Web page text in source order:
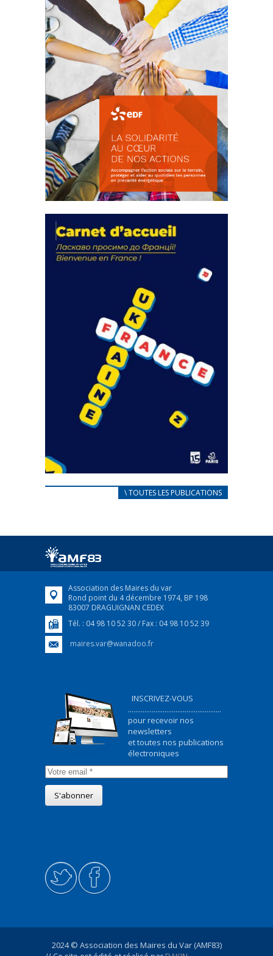
actions
18 septembre 2023
FEUILLETER
CARNET D’ACCUEIL
Afin d’accompagner au mieux les réfugiés
FEUILLETER
\ TOUTES LES PUBLICATIONS
Association des Maires du var
Rond point du 4 décembre 1974, BP 198
83007 DRAGUIGNAN CEDEX
Tél. : 04 98 10 52 30 / Fax : 04 98 10 52 39
maires.var@wanadoo.fr
INSCRIVEZ-VOUS
...................................................
pour recevoir nos
newsletters
et toutes nos publications
électroniques
2024 © Association des Maires du Var (AMF83)